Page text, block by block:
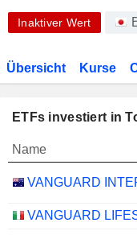
Inaktiver Wert
Übersicht Kurse
ETFs investiert in
Name